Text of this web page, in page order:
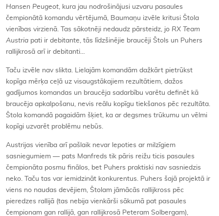
Hansen Peugeot, kura jau nodrošinājusi uzvaru pasaules
čempionātā komandu vērtējumā, Baumaņu izvēle kritusi Štola
vienības virzienā. Tas sākotnēji nedaudz pārsteidz, jo RX Team
Austria pati ir debitante, tās līdzšinējie braucēji Štols un Puhers
rallijkrosā arī ir debitanti…
Taču izvēle nav slikta. Lielajām komandām dažkārt pietrūkst
kopīga mērķa ceļā uz visaugstākajiem rezultātiem, dažos
gadījumos komandas un braucēja sadarbību varētu definēt kā
braucēja apkalpošanu, nevis reālu kopīgu tiekšanos pēc rezultāta.
Štola komandā pagaidām šķiet, ka ar degsmes trūkumu un vēlmi
kopīgi uzvarēt problēmu nebūs.
Austrijas vienība arī pašlaik nevar lepoties ar milzīgiem
sasniegumiem — pats Manfreds tik pāris reižu ticis pasaules
čempionāta posmu finālos, bet Puhers praktiski nav sasniedzis
neko. Taču tas var iemidzināt konkurentus. Puhers šajā projektā ir
viens no naudas devējiem, Štolam jāmācās rallijkross pēc
pieredzes rallijā (tas nebija vienkārši sākumā pat pasaules
čempionam gan rallijā, gan rallijkrosā Peteram Solbergam),